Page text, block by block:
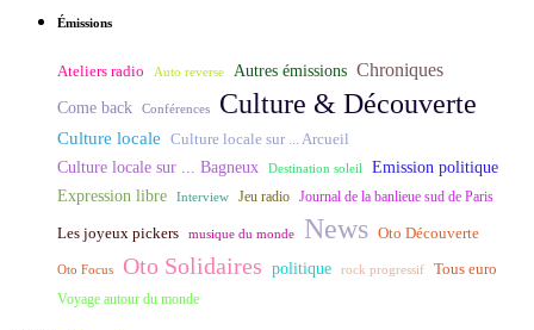
Émissions
Ateliers radio Auto reverse Autres émissions Chroniques
Come back Conférences Culture & Découverte
Culture locale Culture locale sur ... Arcueil
Culture locale sur ... Bagneux Destination soleil Emission politique
Expression libre Interview Jeu radio Journal de la banlieue sud de Paris
Les joyeux pickers musique du monde News Oto Découverte
Oto Focus Oto Solidaires politique rock progressif Tous euro
Voyage autour du monde